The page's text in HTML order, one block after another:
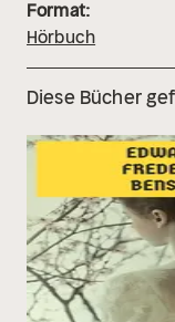
Format:
Hörbuch
Diese Bücher